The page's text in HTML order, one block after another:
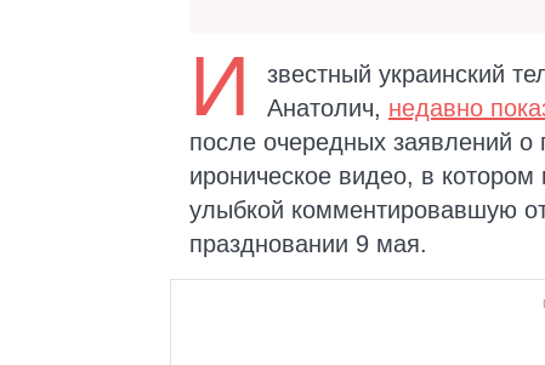
И
звестный украинский
Анатолич, недавно
после очередных заявлений
ироническое видео, в
улыбкой комментировавшую
праздновании 9 мая.